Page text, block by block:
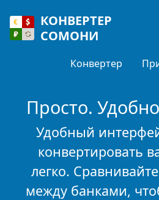
КОНВЕРТЕР
СОМОНИ
Конвертер
Просто.
Удобный
конвертировать
легко.
между банками,